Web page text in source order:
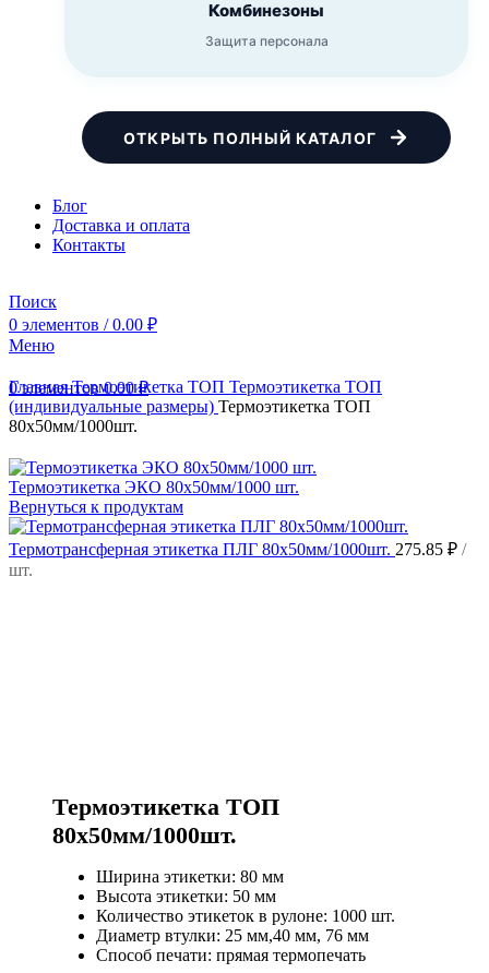
Комбинезоны
Защита персонала
ОТКРЫТЬ ПОЛНЫЙ КАТАЛОГ
Блог
Доставка и оплата
Контакты
Поиск
0 элементов / 0.00 ₽
Меню
0элементов 0.00₽
ГлавнаяТермоэтикетка ТОП Термоэтикетка ТОП
(индивидуальные размеры) Термоэтикетка ТОП
80х50мм/1000шт.
Термоэтикетка ЭКО 80х50мм/1000 шт.
Вернуться к продуктам
Термотрансферная этикетка ПЛГ 80х50мм/1000шт. 275.85 ₽ /
шт.
Термоэтикетка ТОП
80х50мм/1000шт.
Ширина этикетки: 80 мм
Высота этикетки: 50 мм
Количество этикеток в рулоне: 1000 шт.
Диаметр втулки: 25 мм,40 мм, 76 мм
Способ печати: прямая термопечать